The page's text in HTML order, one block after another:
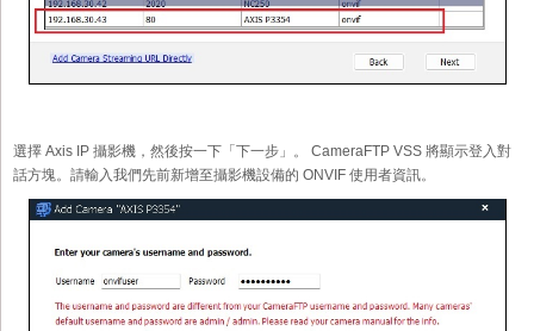
選擇 Axis IP 攝影機，然後按一下「下一步」。 CameraFTP VSS 將顯示登入對
話方塊。請輸入我們先前新增至攝影機設備的 ONVIF 使用者資訊。